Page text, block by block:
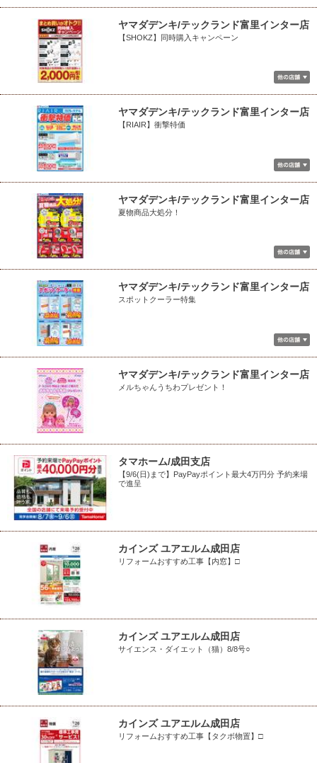
ヤマダデンキ/テックランド富里インター店
【SHOKZ】同時購入キャンペーン
ヤマダデンキ/テックランド富里インター店
【RIAIR】衝撃特価
ヤマダデンキ/テックランド富里インター店
夏物商品大処分！
ヤマダデンキ/テックランド富里インター店
スポットクーラー特集
ヤマダデンキ/テックランド富里インター店
メルちゃんうちわプレゼント！
タマホーム/成田支店
【9/6(日)まで】PayPayポイント最大4万円分 予約来場
で進呈
カインズ ユアエルム成田店
リフォームおすすめ工事【内窓】□
カインズ ユアエルム成田店
サイエンス・ダイエット（猫）8/8号○
カインズ ユアエルム成田店
リフォームおすすめ工事【タクボ物置】□